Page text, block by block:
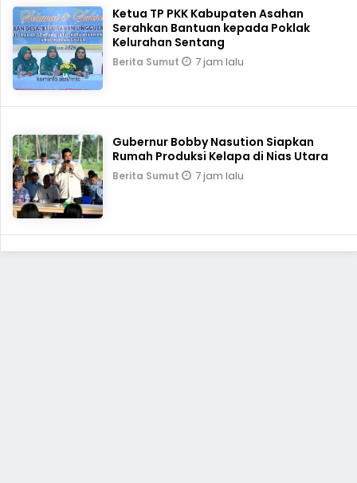
Ketua TP PKK Kabupaten Asahan
Serahkan Bantuan kepada Poklak
Kelurahan Sentang
Berita Sumut 7 jam lalu
Gubernur Bobby Nasution Siapkan
Rumah Produksi Kelapa di Nias Utara
Berita Sumut 7 jam lalu